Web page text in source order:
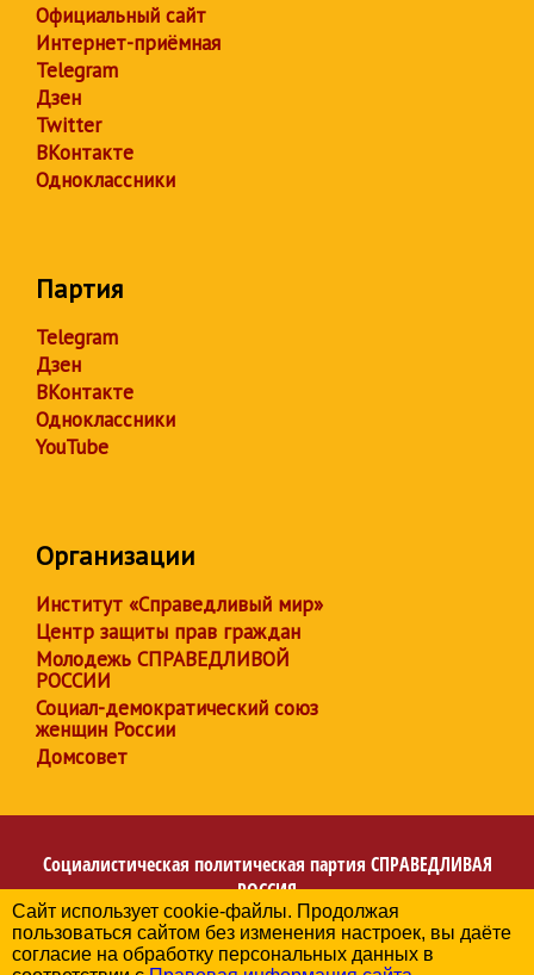
Официальный сайт
Интернет-приёмная
Telegram
Дзен
Twitter
ВКонтакте
Одноклассники
Партия
Telegram
Дзен
ВКонтакте
Одноклассники
YouTube
Организации
Институт «Справедливый мир»
Центр защиты прав граждан
Молодежь СПРАВЕДЛИВОЙ
РОССИИ
Социал-демократический союз
женщин России
Домсовет
Социалистическая политическая партия СПРАВЕДЛИВАЯ
РОССИЯ
Региональное отделение партии в Кемеровской области
– Кузбассе
© 2006-2026
Сайт использует cookie-файлы. Продолжая
пользоваться сайтом без изменения настроек, вы даёте
согласие на обработку персональных данных в